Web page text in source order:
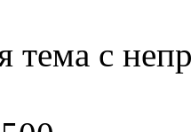
тема с